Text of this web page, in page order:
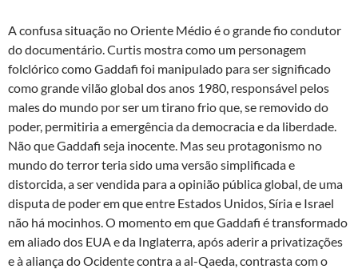
A confusa situação no Oriente Médio é o grande fio condutor
do documentário. Curtis mostra como um personagem
folclórico como Gaddafi foi manipulado para ser significado
como grande vilão global dos anos 1980, responsável pelos
males do mundo por ser um tirano frio que, se removido do
poder, permitiria a emergência da democracia e da liberdade.
Não que Gaddafi seja inocente. Mas seu protagonismo no
mundo do terror teria sido uma versão simplificada e
distorcida, a ser vendida para a opinião pública global, de uma
disputa de poder em que entre Estados Unidos, Síria e Israel
não há mocinhos. O momento em que Gaddafi é transformado
em aliado dos EUA e da Inglaterra, após aderir a privatizações
e à aliança do Ocidente contra a al-Qaeda, contrasta com o